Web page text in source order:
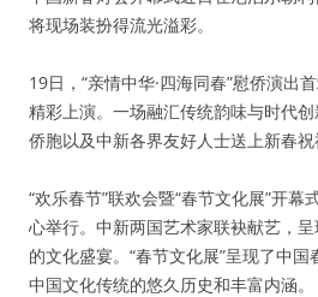
将现场装扮得流光溢彩。
19日，“亲情中华·四海同春”慰侨演出
精彩上演。一场融汇传统韵味与时代
侨胞以及中新各界友好人士送上新春祝
“欢乐春节”联欢会暨“春节文化展”开幕
心举行。中新两国艺术家联袂献艺，
的文化盛宴。“春节文化展”呈现了中
中国文化传统的悠久历史和丰富内涵。